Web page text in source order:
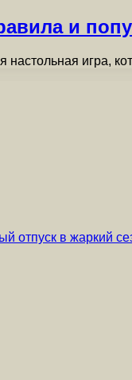
и
настольная игра,
отпуск в жаркий